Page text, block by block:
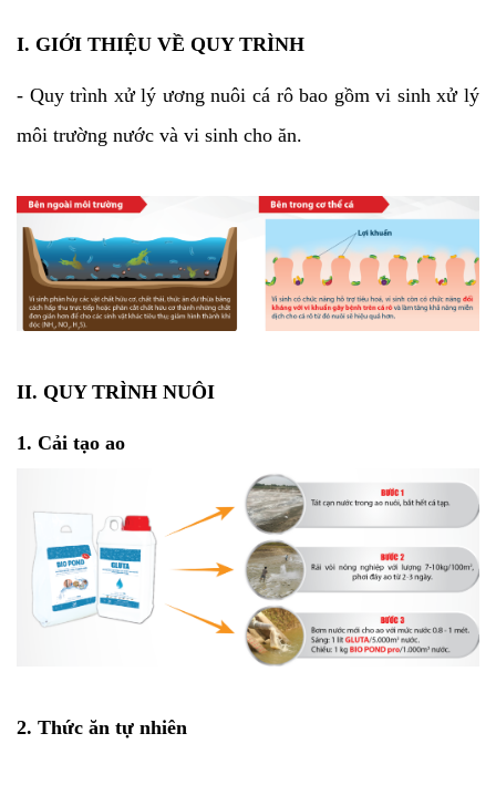
I. GIỚI THIỆU VỀ QUY TRÌNH
- Quy trình xử lý ương nuôi cá rô bao gồm vi sinh xử lý
môi trường nước và vi sinh cho ăn.
II. QUY TRÌNH NUÔI
1. Cải tạo ao
2. Thức ăn tự nhiên